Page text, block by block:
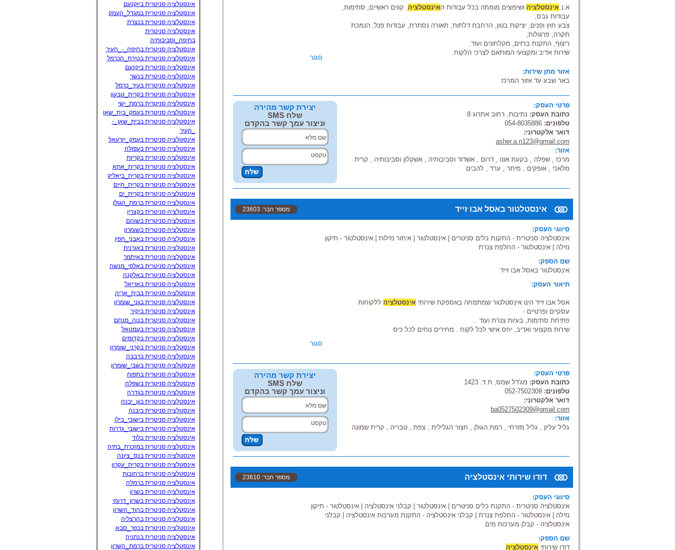
א.נ.אינסטלציה ושיפוצים מומחה בכל עבודות האינסטלציה, קווים ראשיים, סתימות,
עבודות גבס,
צבע חוץ ופנים, יציקות בטון, הרחבת דלתות, תאורה נסתרת, עבודות פנל, הנמכת
תקרה, פרגולות,
ריצוף, התקנת ברזים, מקלחונים ועוד.
שירות אדיב ומקצועי המותאם לצרכי הלקוח.
סגור
אזור מתן שירות:
באר שבע עד אזור המרכז
פרטי העסק:
כתובת העסק: נתיבות, רחוב אתרוג 8
טלפונים: 054-8035886
דואר אלקטרוני:
asher.a.n123@gmail.com
אזור:
מרכז , שפלה , בקעת אונו , דרום , אשדוד וסביבותיה , אשקלון וסביבותיה , קרית
מלאכי , אופקים , מיתר , ערד , להבים
יצירת קשר מהירה
שלח SMS
וניצור עמך קשר בהקדם
אינסטלטור באסל אבו זייד מספר חבר: 23603
סיווגי העסק:
אינסטלציה סניטרית - התקנת כלים סניטרים
אינסטלטור איתור נזילות
אינסטלטור - תיקון
נזילה
אינסטלטור - החלפת צנרת
שם הספק:
אינסטלטור באסל אבו זייד
תיאור העסק:
אסל אבו זייד הינו אינסטלטור שמתמחה באספקת שירותי אינסטלציה ללקוחות
עסקיים ופרטיים -
פתיחת סתימות, בעיות צנרת ועוד ..
שירות מקצועי ואדיב, יחס אישי לכל לקוח . מחירים נוחים לכל כיס
סגור
פרטי העסק:
כתובת העסק: מג'דל שמס, ת.ד. 1423
טלפונים: 052-7502309
דואר אלקטרוני:
ba0527502309@gmail.com
אזור:
גליל עליון , גליל מזרחי , רמת הגולן , חצור הגלילית , צפת , טבריה , קרית שמונה
יצירת קשר מהירה
שלח SMS
וניצור עמך קשר בהקדם
דודו שירותי אינסטלציה מספר חבר: 23610
סיווגי העסק:
אינסטלציה סניטרית - התקנת כלים סניטרים
אינסטלטור קבלני אינסטלציה
אינסטלטור - תיקון
נזילה
אינסטלטור - החלפת צנרת קבלני אינסטלציה - התקנת מערכות אינסטלציה
קבלני
אינסטלציה - קבלן מערכות מים
שם הספק:
דודו שירותי אינסטלציה
אינסטלציה סניטרית ביוקנעם
אינסטלציה סניטרית במגדל_העמק
אינסטלציה סניטרית בנצרת
אינסטלציה סניטרית
בחיפה_וסביבותיה
אינסטלציה סניטרית בחיפה_-_העיר
אינסטלציה סניטרית בטירת_הכרמל
אינסטלציה סניטרית ביקנעם
אינסטלציה סניטרית בנשר
אינסטלציה סניטרית בעיר_כרמל
אינסטלציה סניטרית בקרית_טבעון
אינסטלציה סניטרית ברמת_ישי
אינסטלציה סניטרית בעמק_בית_שאן
אינסטלציה סניטרית בבית_שאן_-
_העיר
אינסטלציה סניטרית בעמק_יזרעאל
אינסטלציה סניטרית בעפולה
אינסטלציה סניטרית בקריות
אינסטלציה סניטרית בקרית_אתא
אינסטלציה סניטרית בקרית_ביאליק
אינסטלציה סניטרית בקרית_חיים
אינסטלציה סניטרית בקרית_ים
אינסטלציה סניטרית ברמת_הגולן
אינסטלציה סניטרית בקצרין
אינסטלציה סניטרית בשוהם
אינסטלציה סניטרית בשומרון
אינסטלציה סניטרית באבני_חפץ
אינסטלציה סניטרית באורנית
אינסטלציה סניטרית באיתמר
אינסטלציה סניטרית באלפי_מנשה
אינסטלציה סניטרית באלקנה
אינסטלציה סניטרית באריאל
אינסטלציה סניטרית בבית_אריה
אינסטלציה סניטרית בגני_שומרון
אינסטלציה סניטרית ביקיר
אינסטלציה סניטרית בנוה_מנחם
אינסטלציה סניטרית בעמנואל
אינסטלציה סניטרית בקדומים
אינסטלציה סניטרית בקרני_שומרון
אינסטלציה סניטרית ברבבה
אינסטלציה סניטרית בשבי_שומרון
אינסטלציה סניטרית בתפוח
אינסטלציה סניטרית בשפלה
אינסטלציה סניטרית בגדרה
אינסטלציה סניטרית בגן_יבנה
אינסטלציה סניטרית ביבנה
אינסטלציה סניטרית בישובי_בילו
אינסטלציה סניטרית בישובי_גדרות
אינסטלציה סניטרית בלוד
אינסטלציה סניטרית במזכרת_בתיה
אינסטלציה סניטרית בנס_ציונה
אינסטלציה סניטרית בקרית_עקרון
אינסטלציה סניטרית ברחובות
אינסטלציה סניטרית ברמלה
אינסטלציה סניטרית בשרון
אינסטלציה סניטרית בשרון_דרומי
אינסטלציה סניטרית בהוד_השרון
אינסטלציה סניטרית בהרצליה
אינסטלציה סניטרית בכפר_סבא
אינסטלציה סניטרית בנתניה
אינסטלציה סניטרית ברמת_השרון